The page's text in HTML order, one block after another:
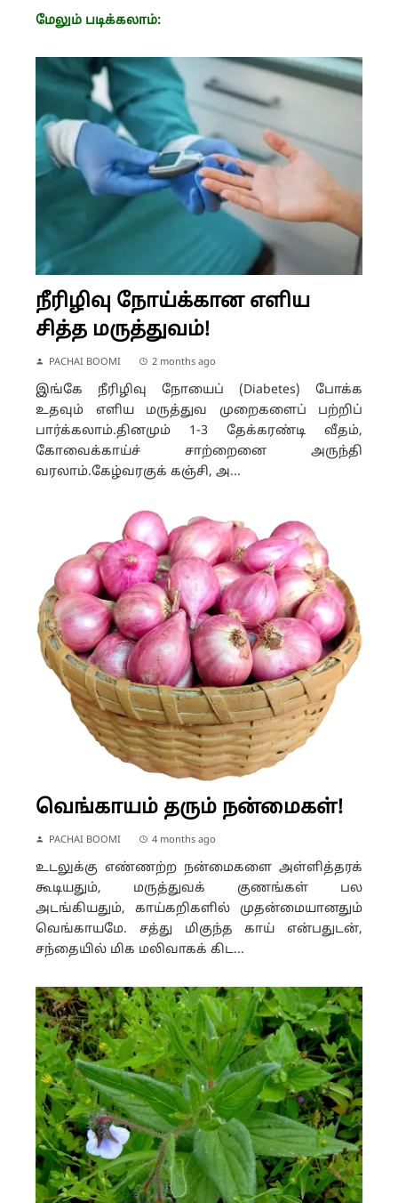
மேலும் படிக்கலாம்:
நீரிழிவு நோய்க்கான எளிய
சித்த மருத்துவம்!
PACHAI BOOMI 2 months ago
இங்கே நீரிழிவு நோயைப் (Diabetes) போக்க
உதவும் எளிய மருத்துவ முறைகளைப் பற்றிப்
பார்க்கலாம்.தினமும் 1-3 தேக்கரண்டி வீதம்,
கோவைக்காய்ச் சாற்றைனை அருந்தி
வரலாம்.கேழ்வரகுக் கஞ்சி, அ...
வெங்காயம் தரும் நன்மைகள்!
PACHAI BOOMI 4 months ago
உடலுக்கு எண்ணற்ற நன்மைகளை அள்ளித்தரக்
கூடியதும், மருத்துவக் குணங்கள் பல
அடங்கியதும், காய்கறிகளில் முதன்மையானதும்
வெங்காயமே. சத்து மிகுந்த காய் என்பதுடன்,
சந்தையில் மிக மலிவாகக் கிட...